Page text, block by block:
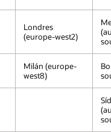
Londres
(europe-west2)
Milán (europe-
west8)